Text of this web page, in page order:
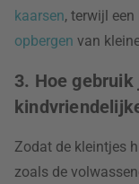
kaarsen, terwijl
opbergen van
3. Hoe
Zodat de kleintjes
zoals de